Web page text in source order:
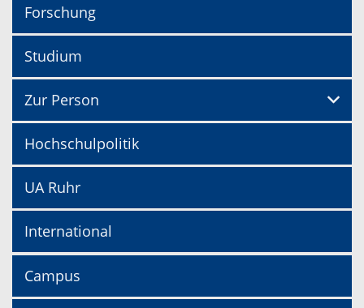
Forschung
Studium
Zur Person
Hochschulpolitik
UA Ruhr
International
Campus